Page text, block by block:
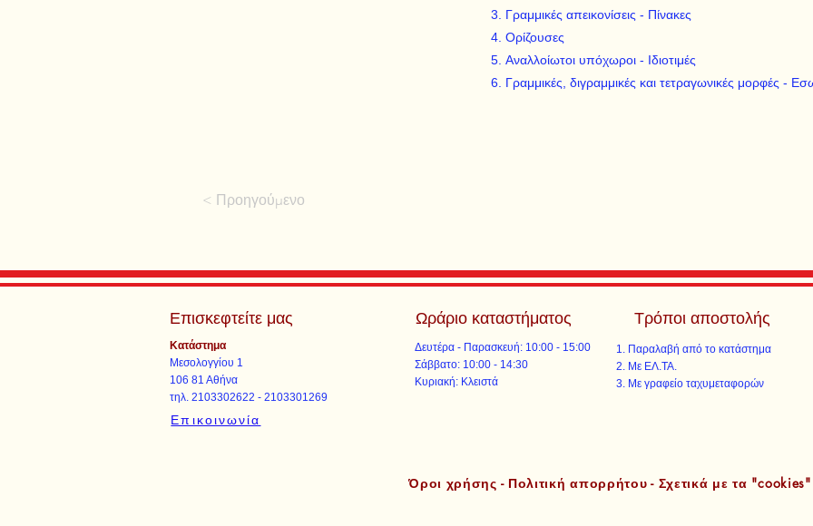
Γραμμικές απεικονίσεις - Πίνακες
Ορίζουσες
Αναλλοίωτοι υπόχωροι - Ιδιοτιμές
Γραμμικές, διγραμμικές και τετραγωνικές μορφές -
< Προηγούμενο
Επισκεφτείτε μας
Κατάστημα
Μεσολογγίου 1
106 81 Αθήνα
τηλ. 2103302622 - 2103301269
Επικοινωνία
Ωράριο καταστήματος
Δευτέρα - Παρασκευή: 10:00 - 15:00
​​Σάββατο: 10:00 - 14:30
​Κυριακή: Κλειστά
Τρόποι αποστολής
Παραλαβή από το κατάστημα
Με ΕΛ.ΤΑ.​​
Με γραφείο ταχυμεταφορών​
Όροι χρήσης - Πολιτική απορρήτου - Σχετικά με τα "cookies"